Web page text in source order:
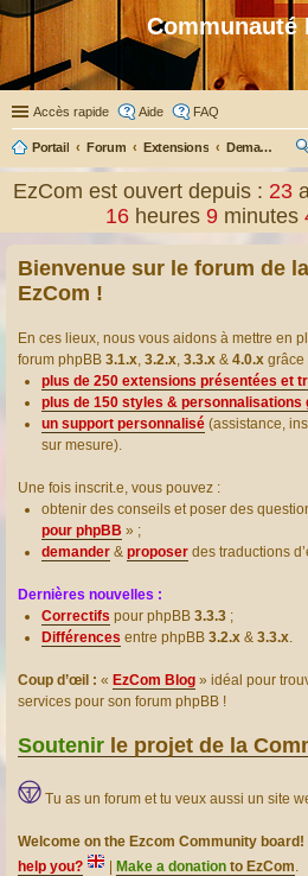
Communauté
Accès rapide Aide FAQ
Portail Forum Extensions Demander ou proposer des traductions d’extensions
ec
er
EzCom est ouvert depuis : 23
16 heures 9 minutes
Bienvenue sur le forum de
EzCom !
En ces lieux, nous vous aidons à mettre en
forum phpBB 3.1.x, 3.2.x, 3.3.x & 4.0.x grâce
plus de 250 extensions présentées et
plus de 150 styles & personnalisations
un support personnalisé (assistance,
sur mesure).
Une fois inscrit.e, vous pouvez :
obtenir des conseils et poser des
pour phpBB » ;
demander & proposer des traductions
Dernières nouvelles :
Correctifs pour phpBB 3.3.3 ;
Différences entre phpBB 3.2.x & 3.3.x.
Coup d’œil : « EzCom Blog » idéal pour
services pour son forum phpBB !
Soutenir le projet de la
Tu as un forum et tu veux aussi un site
Welcome on the Ezcom Community board!
help you?
Make a donation to EzCom.